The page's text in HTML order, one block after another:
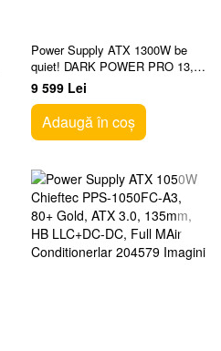
Power Supply ATX 1300W be
quiet! DARK POWER PRO 13,
80+ Titanium, ATX 3.0,
LLC+SR+DC/DC Full MAir
Conditionerlar
9 599 Lei
Adaugă în coș